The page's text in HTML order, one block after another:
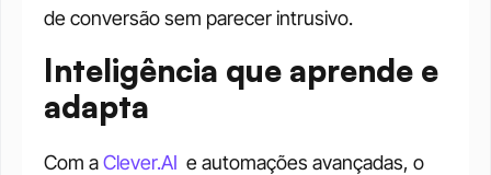
de conversão sem parecer intrusivo.
Inteligência que aprende e
adapta
Com a Clever.AI e automações avançadas, o